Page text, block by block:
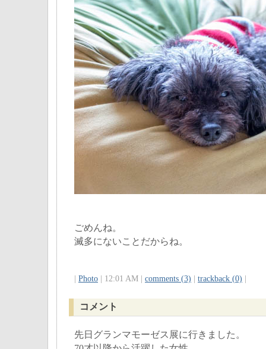
ごめんね。
滅多にないことだからね。
Photo | 12:01 AM | comments (3) trackback (0)
コメント
先日グランマモーゼス展に行きました。